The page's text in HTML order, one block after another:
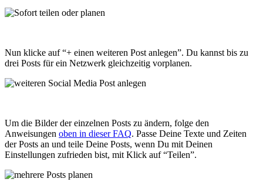
Nun klicke auf “+ einen weiteren Post anlegen”. Du kannst bis zu
drei Posts für ein Netzwerk gleichzeitig vorplanen.
Um die Bilder der einzelnen Posts zu ändern, folge den
Anweisungen oben in dieser FAQ. Passe Deine Texte und Zeiten
der Posts an und teile Deine Posts, wenn Du mit Deinen
Einstellungen zufrieden bist, mit Klick auf “Teilen”.